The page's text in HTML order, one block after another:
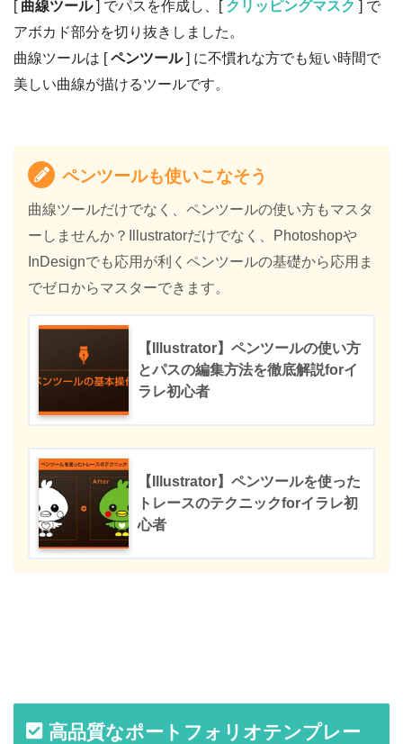
[ 曲線ツール] でパスを作成し、[ クリッピングマスク ] で
アボカド部分を切り抜きしました。
曲線ツールは [ペンツール] に不慣れな方でも短い時間で
美しい曲線が描けるツールです。
ペンツールも使いこなそう
曲線ツールだけでなく、ペンツールの使い方もマスタ
ーしませんか？Illustratorだけでなく、Photoshopや
InDesignでも応用が利くペンツールの基礎から応用ま
でゼロからマスターできます。
【Illustrator】ペンツールの使い方
とパスの編集方法を徹底解説forイ
ラレ初心者
【Illustrator】ペンツールを使った
トレースのテクニックforイラレ初
心者
高品質なポートフォリオテンプレー